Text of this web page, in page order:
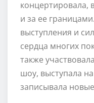
концертировала,
и за ее
выступления и
сердца многих
также
шоу, выступала
записывала